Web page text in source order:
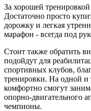
За хорошей
Достаточно просто
дорожку и легкая
марафон - всегда под
Стоит также обратить
подойдут для
спортивных клубов,
тренировки. На одной и
комфортно смогут
опорно-двигательного
чемпионы.